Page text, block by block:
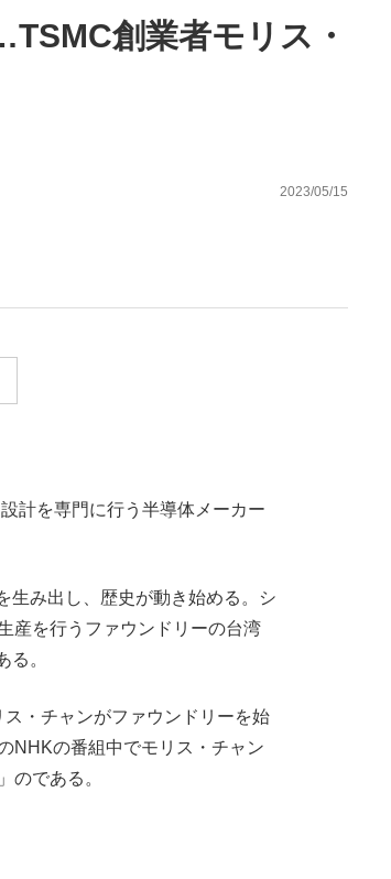
創業者モリス・
2023/05/15
計を専門に行う半導体メーカー
み出し、歴史が動き始める。シ
産を行うファウンドリーの台湾
。
・チャンがファウンドリーを始
NHKの番組中でモリス・チャン
のである。